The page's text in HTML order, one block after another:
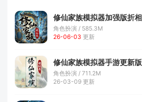
角色扮演 / 585.3M
26-06-03 更新
修仙家族模拟器手游更新版
角色扮演 / 711.2M
26-03-09 更新